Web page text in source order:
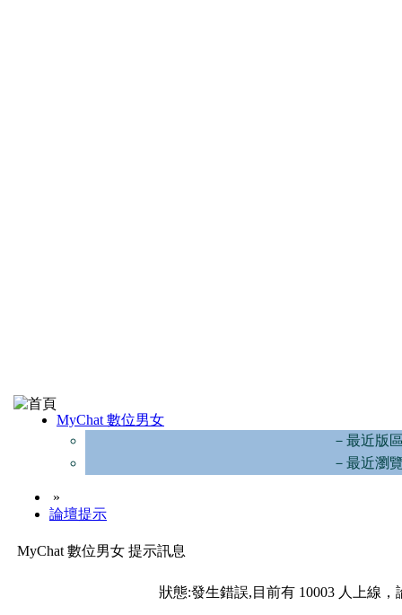
MyChat 數位男女
－最近版
－最近瀏
»
論壇提示
MyChat 數位男女 提示訊息
狀態:發生錯誤,目前有 10003 人上線